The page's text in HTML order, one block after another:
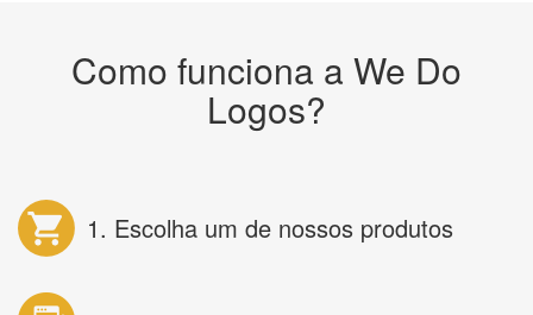
Como funciona a We Do
Logos?
1. Escolha um de nossos produtos